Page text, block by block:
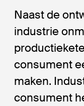
Naast de
industrie
consument
maken.
consument